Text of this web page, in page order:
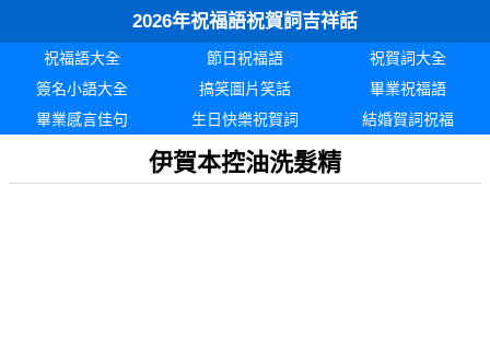
2026年祝福語祝賀詞吉祥話
祝福語大全 節日祝福語
祝賀詞大全
簽名小語大全
搞笑圖片笑話
畢業祝福語
畢業感言佳句
生日快樂祝賀詞 結婚賀詞祝福
伊賀本控油洗髮精